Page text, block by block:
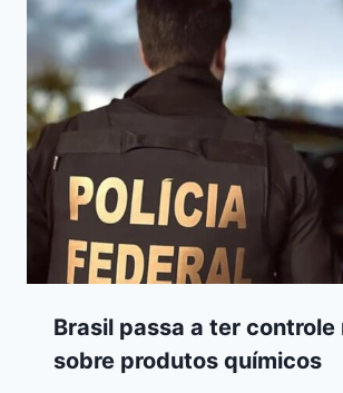
Brasil passa a ter controle
sobre produtos químicos